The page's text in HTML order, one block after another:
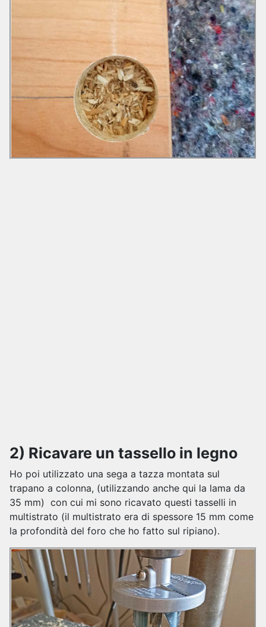
2) Ricavare un tassello in legno
Ho poi utilizzato una sega a tazza montata sul
trapano a colonna, (utilizzando anche qui la lama da
35 mm) con cui mi sono ricavato questi tasselli in
multistrato (il multistrato era di spessore 15 mm come
la profondità del foro che ho fatto sul ripiano).